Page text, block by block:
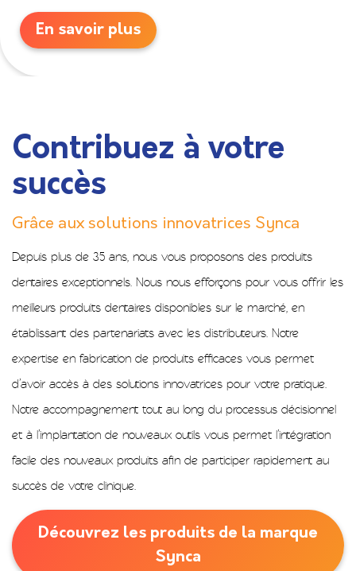
En savoir plus
Contribuez à votre
succès
Grâce aux solutions innovatrices Synca
Depuis plus de 35 ans, nous vous proposons des produits
dentaires exceptionnels. Nous nous efforçons pour vous offrir les
meilleurs produits dentaires disponibles sur le marché, en
établissant des partenariats avec les distributeurs. Notre
expertise en fabrication de produits efficaces vous permet
d’avoir accès à des solutions innovatrices pour votre pratique.
Notre accompagnement tout au long du processus décisionnel
et à l’implantation de nouveaux outils vous permet l’intégration
facile des nouveaux produits afin de participer rapidement au
succès de votre clinique.
Découvrez les produits de la marque
Synca